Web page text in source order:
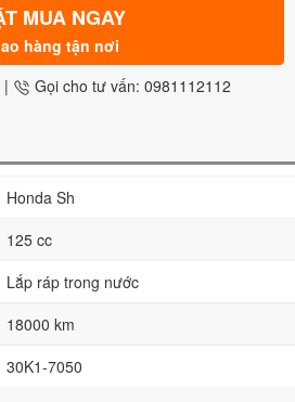
MUA NGAY
hàng tận nơi
| Gọi cho tư vấn: 0981112112
Honda Sh
125 cc
Lắp ráp trong nước
18000 km
30K1-7050